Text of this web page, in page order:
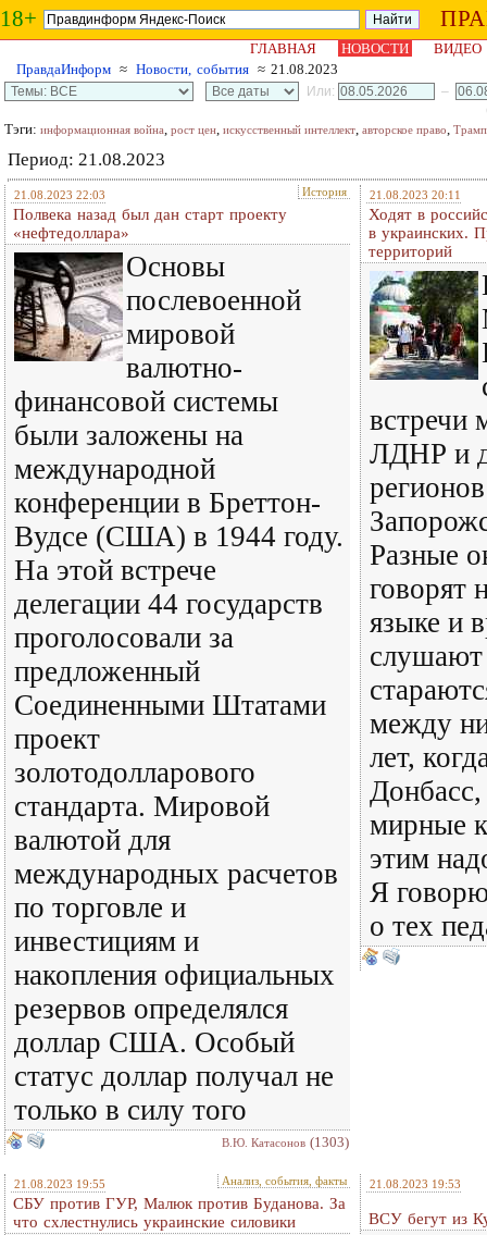
18+
ГЛАВНАЯ НОВОСТИ
ВИДЕО
ПравдаИнформ ≈ Новости, события ≈ 21.08.2023
Или:
–
Тэги: информационная война, рост цен, искусственный интеллект, авторское право, Трамп
Период: 21.08.2023
21.08.2023 22:03 История
Полвека назад был дан старт проекту
«нефтедоллара»
Основы
послевоенной
мировой
валютно-
финансовой системы
были заложены на
международной
конференции в Бреттон-
Вудсе (США) в 1944 году.
На этой встрече
делегации 44 государств
проголосовали за
предложенный
Соединенными Штатами
проект
золотодолларового
стандарта. Мировой
валютой для
международных расчетов
по торговле и
инвестициям и
накопления официальных
резервов определялся
доллар США. Особый
статус доллар получал не
только в силу того
В.Ю. Катасонов (1303)
21.08.2023 20:11
Ходят в
в украинских.
территорий
встречи
ЛДНР и
Разные
говорят
языке и
слушают
между
лет,
мирные
этим
Я
о тех
21.08.2023 19:55 Анализ, события, факты
СБУ против ГУР, Малюк против Буданова. За
что схлестнулись украинские силовики
21.08.2023 19:53
ВСУ бегут из